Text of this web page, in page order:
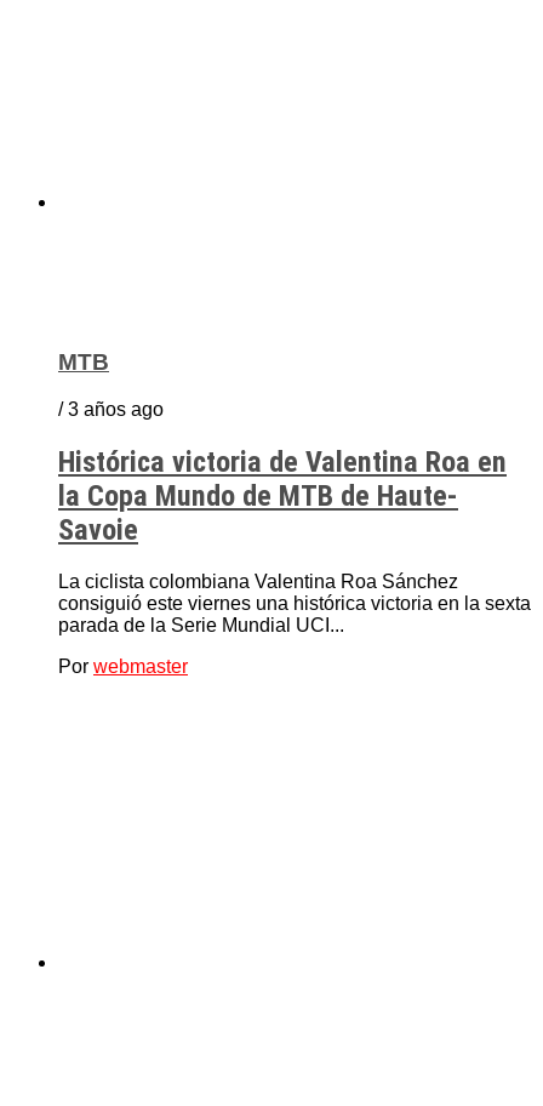
MTB
/ 3 años ago
Histórica victoria de Valentina Roa en
la Copa Mundo de MTB de Haute-
Savoie
La ciclista colombiana Valentina Roa Sánchez
consiguió este viernes una histórica victoria en la sexta
parada de la Serie Mundial UCI...
Por webmaster